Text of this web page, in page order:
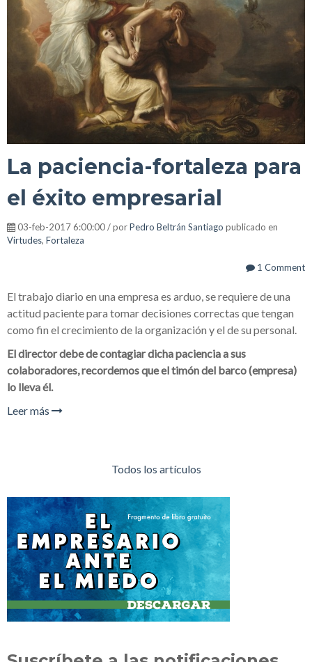
La paciencia-fortaleza para
el éxito empresarial
03-feb-2017 6:00:00 / porPedro Beltrán Santiago publicado en
Virtudes, Fortaleza
1 Comment
El trabajo diario en una empresa es arduo, se requiere de una
actitud paciente para tomar decisiones correctas que tengan
como fin el crecimiento de la organización y el de su personal.
El director debe de contagiar dicha paciencia a sus
colaboradores, recordemos que el timón del barco (empresa)
lo lleva él.
Leer más
Todos los artículos